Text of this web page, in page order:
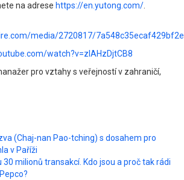
na adrese https://en.yutong.com/.
media/2720817/
watch?v=zIAHzDjtCB8
pro vztahy s veřejností v zahraničí,
(Chaj-nan Pao-tching) s dosahem pro
v Paříži
30 milionů transakcí. Kdo jsou a proč tak rádi